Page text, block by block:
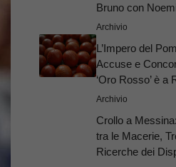
Bruno con
Archivio
L’Impero del
Accuse e
‘Oro Rosso’ è a
Archivio
Crollo a
tra le Macerie,
Ricerche dei